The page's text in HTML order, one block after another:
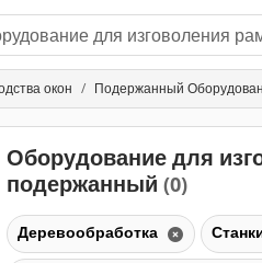
окон Подержанный
Оборудование для
подержанный (0)
Деревообработка